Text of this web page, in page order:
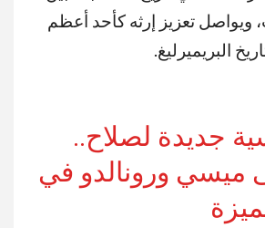
ويواصل تعزيز إرثه كأحد أعظم
البريميرليغ.
جديدة لصلاح..
ميسي ورونالدو في